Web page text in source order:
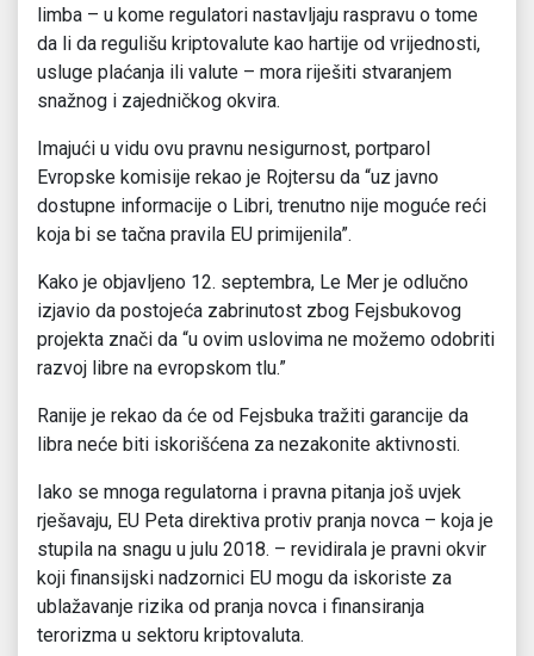
limba – u kome regulatori nastavljaju raspravu o tome
da li da regulišu kriptovalute kao hartije od vrijednosti,
usluge plaćanja ili valute – mora riješiti stvaranjem
snažnog i zajedničkog okvira.
Imajući u vidu ovu pravnu nesigurnost, portparol
Evropske komisije rekao je Rojtersu da “uz javno
dostupne informacije o Libri, trenutno nije moguće reći
koja bi se tačna pravila EU primijenila”.
Kako je objavljeno 12. septembra, Le Mer je odlučno
izjavio da postojeća zabrinutost zbog Fejsbukovog
projekta znači da “u ovim uslovima ne možemo odobriti
razvoj libre na evropskom tlu.”
Ranije je rekao da će od Fejsbuka tražiti garancije da
libra neće biti iskorišćena za nezakonite aktivnosti.
Iako se mnoga regulatorna i pravna pitanja još uvjek
rješavaju, EU Peta direktiva protiv pranja novca – koja je
stupila na snagu u julu 2018. – revidirala je pravni okvir
koji finansijski nadzornici EU mogu da iskoriste za
ublažavanje rizika od pranja novca i finansiranja
terorizma u sektoru kriptovaluta.